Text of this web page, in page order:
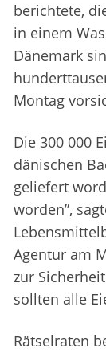
berichtete,
in einem
Dänemark
Montag
Die 300 000
dänischen
geliefert
worden”,
Agentur am
zur
sollten alle
Rätselraten